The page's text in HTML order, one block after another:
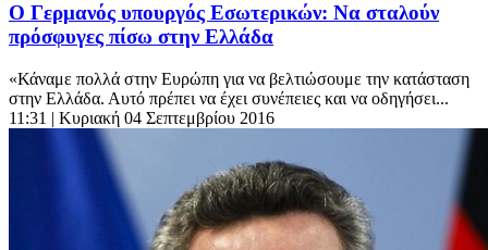
Ο Γερμανός υπουργός Εσωτερικών: Nα σταλούν
πρόσφυγες πίσω στην Ελλάδα
«Κάναμε πολλά στην Ευρώπη για να βελτιώσουμε την κατάσταση
στην Ελλάδα. Αυτό πρέπει να έχει συνέπειες και να οδηγήσει...
11:31 | Κυριακή 04 Σεπτεμβρίου 2016